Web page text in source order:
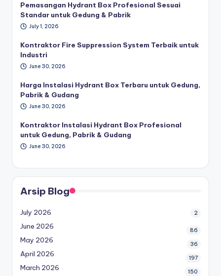
Pemasangan Hydrant Box Profesional Sesuai
Standar untuk Gedung & Pabrik
July 1, 2026
Kontraktor Fire Suppression System Terbaik untuk
Industri
June 30, 2026
Harga Instalasi Hydrant Box Terbaru untuk Gedung,
Pabrik & Gudang
June 30, 2026
Kontraktor Instalasi Hydrant Box Profesional
untuk Gedung, Pabrik & Gudang
June 30, 2026
Arsip Blog
July 2026 2
June 2026 86
May 2026 36
April 2026 197
March 2026 150